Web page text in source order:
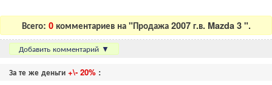
Всего: 0 комментариев на "Продажа 2007 г.в. Mazda 3 ".
Добавить комментарий ▼
За те же деньги +\- 20% :